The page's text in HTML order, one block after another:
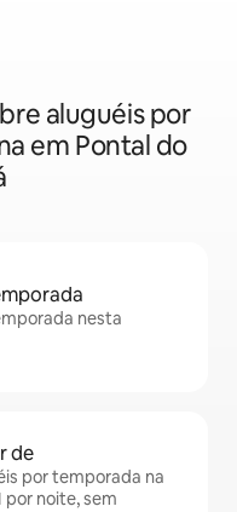
aluguéis por
em Pontal do
nesta
de
por temporada na
por noite, sem